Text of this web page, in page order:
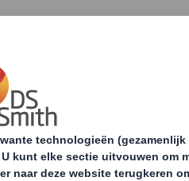
Recycling- en